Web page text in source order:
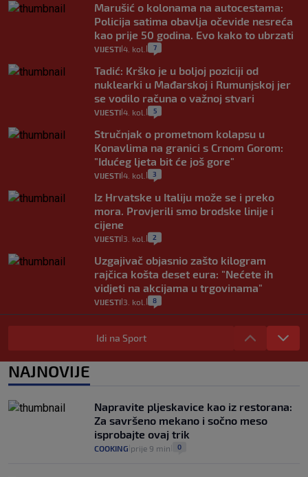
Marušić o kolonama na autocestama:
Policija satima obavlja očevide nesreća
kao prije 50 godina. Evo kako to ubrzati
VIJESTI 4. kol. 7
Tadić: Krško je u boljoj poziciji od
nuklearki u Mađarskoj i Rumunjskoj jer
se vodilo računa o važnoj stvari
VIJESTI 4. kol. 5
Stručnjak o prometnom kolapsu u
Konavlima na granici s Crnom Gorom:
"Idućeg ljeta bit će još gore"
VIJESTI 4. kol. 3
Iz Hrvatske u Italiju može se i preko
mora. Provjerili smo brodske linije i
cijene
VIJESTI 3. kol. 2
Uzgajivač objasnio zašto kilogram
rajčica košta deset eura: "Nećete ih
vidjeti na akcijama u trgovinama"
VIJESTI 3. kol. 8
Selidba je jedno od stresnijih iskustava.
Evo aktualnih cijena i nekoliko savjeta
0
automobilom na Hvar iz Zagreba, a
koliko iz Osijeka
14
Idi na Sport
NAJNOVIJE
Napravite pljeskavice kao iz restorana:
Za savršeno mekano i sočno meso
isprobajte ovaj trik
COOKING prije 9 min 0